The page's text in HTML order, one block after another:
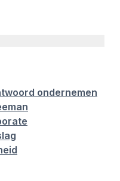
ondernemen